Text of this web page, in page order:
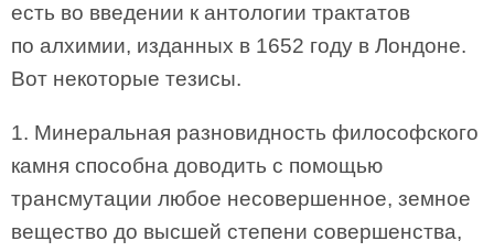
есть во введении к антологии трактатов
по алхимии, изданных в 1652 году в Лондоне.
Вот некоторые тезисы.
1. Минеральная разновидность философского
камня способна доводить с помощью
трансмутации любое несовершенное, земное
вещество до высшей степени совершенства,